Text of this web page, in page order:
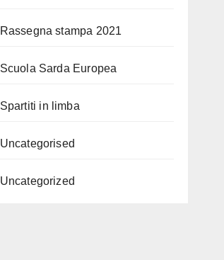
Rassegna stampa 2021
Scuola Sarda Europea
Spartiti in limba
Uncategorised
Uncategorized